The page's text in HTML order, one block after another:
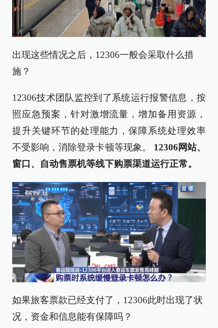
出现这些情况之后，12306一般会采取什么措
施？
12306技术团队监控到了系统运行报警信息，按
照应急预案，针对激增流量，增加备用资源，
提升关键环节的处理能力，保障系统处理效率
不受影响，消除登录卡顿等现象。
12306网站、
窗口、自动售票机等线下购票渠道运行正常。
如果旅客票款已经支付了，12306此时出现了状
况，资金和信息能有保障吗？